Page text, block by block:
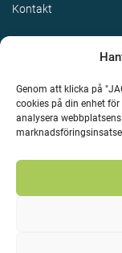
Genom att klicka på
cookies på din enhet
analysera
Kontakt
Upphovsrätt